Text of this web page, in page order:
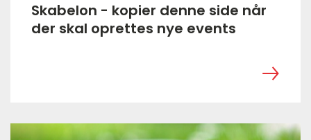
Skabelon - kopier denne side når
der skal oprettes nye events